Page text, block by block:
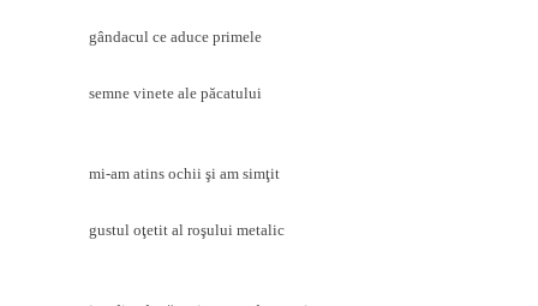
gândacul ce aduce primele
semne vinete ale păcatului
mi-am atins ochii şi am simţit
gustul oţetit al roşului metalic